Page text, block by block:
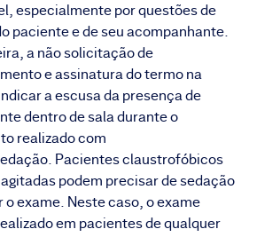
especialmente por questões de
paciente e de seu acompanhante.
a não solicitação de
e assinatura do termo na
a escusa da presença de
dentro de sala durante o
realizado com
Pacientes claustrofóbicos
podem precisar de sedação
o exame. Neste caso, o exame
em pacientes de qualquer